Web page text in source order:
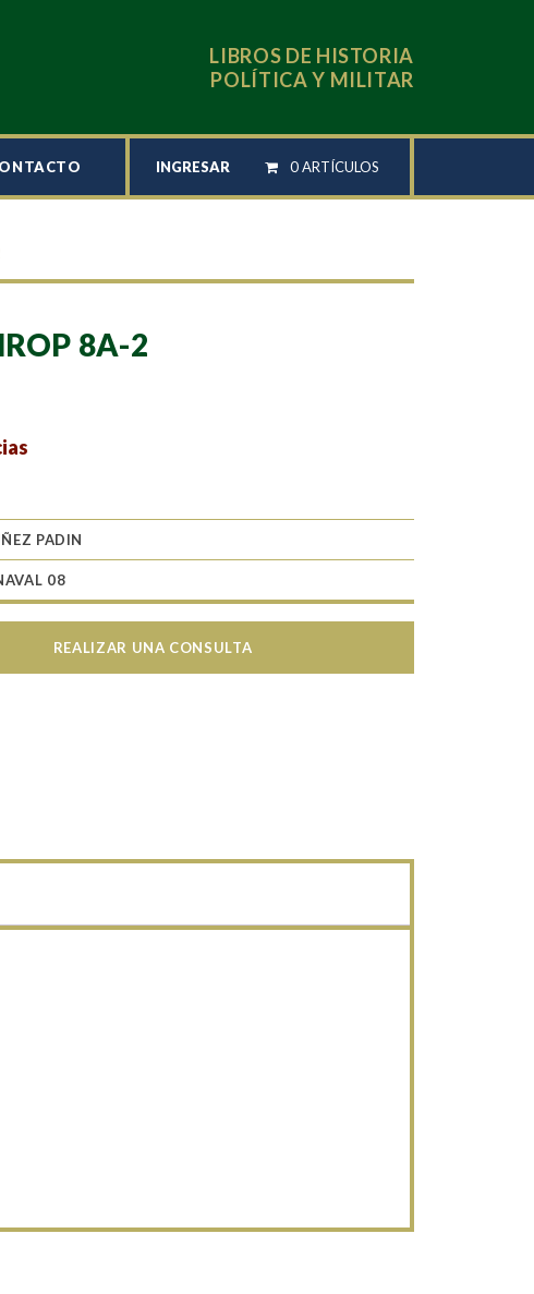
LIBROS DE HISTORIA
POLÍTICA Y MILITAR
INGRESAR 0 ARTÍCULOS
8A-2
PADIN
08
REALIZAR UNA CONSULTA